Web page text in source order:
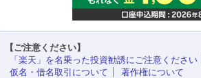
【ご注意ください】
「楽天」を名乗った投資勧誘にご注意ください
仮名・借名取引について
著作権について